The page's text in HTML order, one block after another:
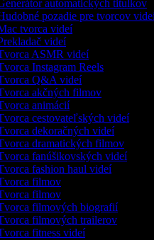
automatických titulkov
pozadie pre tvorcov videí
tvorca videí
videí
ASMR videí
Instagram Reels
Q&A videí
akčných filmov
animácií
cestovateľských videí
dekoračných videí
dramatických filmov
fanúšikovských videí
fashion haul videí
filmov
filmov
filmových biografií
filmových trailerov
fitness videí